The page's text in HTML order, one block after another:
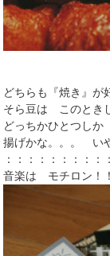
どちらも『焼き』が
そら豆は このとき
どっちかひとつし
揚げかな。。。 い
：：：：：：：：：
音楽は モチロン！